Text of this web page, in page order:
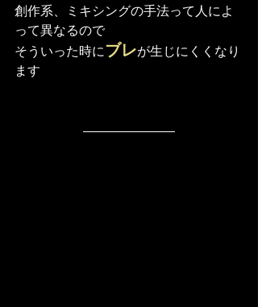
創作系、ミキシングの手法って人によ
って異なるので
そういった時にブレが生じにくくなり
ます